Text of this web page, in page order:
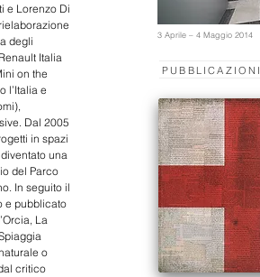
e Lorenzo Di
degli
Italia
on the
l’Italia e
Dal 2005
in spazi
una
del Parco
In seguito il
e pubblicato
La
o
critico
PUBBLICAZIONI
3 Aprile – 4 Maggio 2014